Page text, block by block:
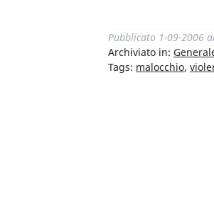
Pubblicato 1-09-2006
Archiviato in:
Tags: malocchio,